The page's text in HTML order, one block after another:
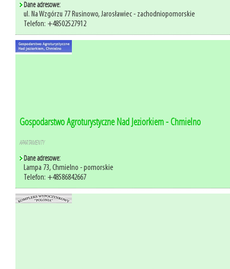
Dane adresowe:
ul. Na Wzgórzu 77 Rusinowo, Jarosławiec - zachodniopomorskie
Telefon: +48502527912
Gospodarstwo Agroturystyczne Nad Jeziorkiem - Chmielno
APARTAMENTY
Dane adresowe:
Lampa 73, Chmielno - pomorskie
Telefon: +48586842667